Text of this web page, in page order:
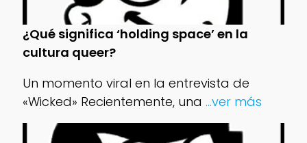
¿Qué significa ‘holding space’ en la
cultura queer?
Un momento viral en la entrevista de
«Wicked» Recientemente, una ...ver más